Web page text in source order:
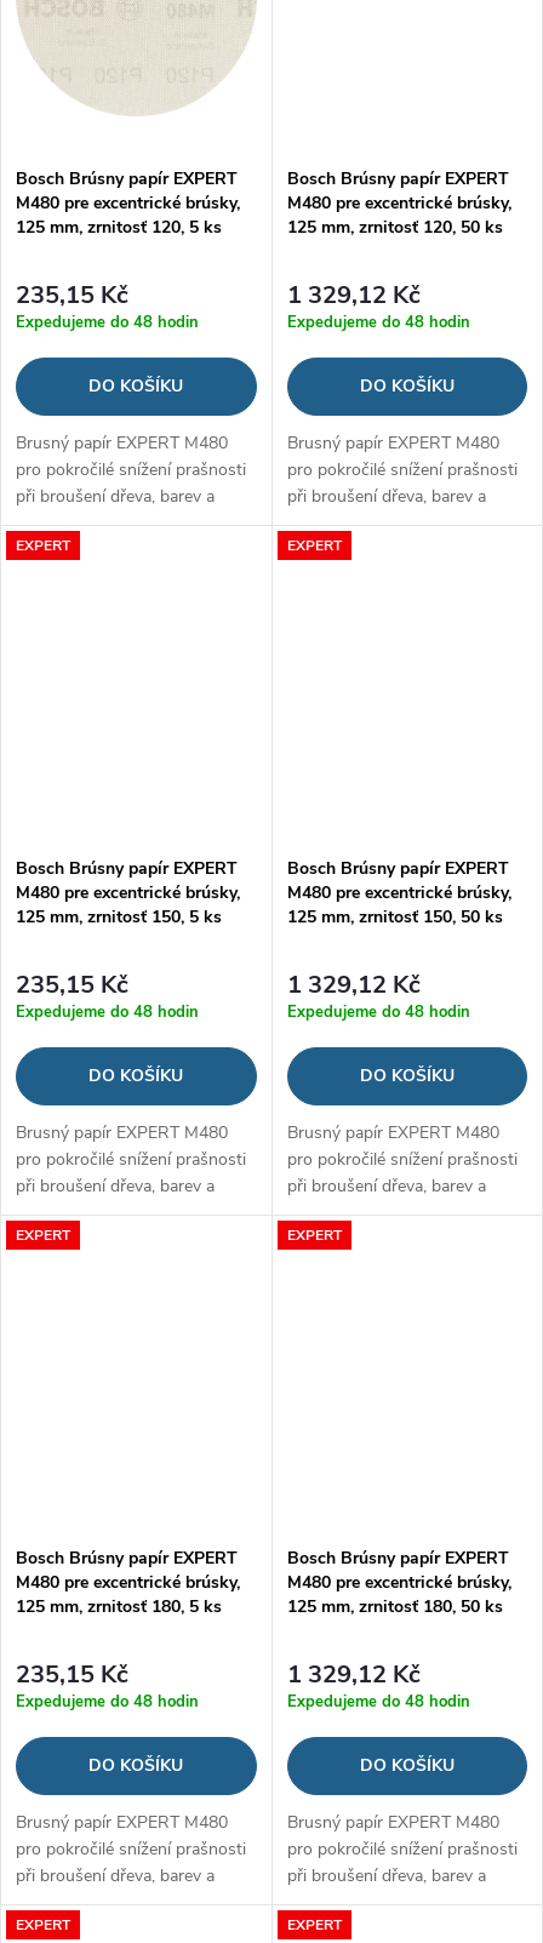
Bosch Brúsny papír EXPERT
M480 pre excentrické brúsky,
125 mm, zrnitosť 120, 5 ks
235,15 Kč
Expedujeme do 48 hodin
DO KOŠÍKU
Brusný papír EXPERT M480
pro pokročilé snížení prašnosti
při broušení dřeva, barev a
sádrokartonu
Bosch Brúsny papír EXPERT
M480 pre excentrické brúsky,
125 mm, zrnitosť 120, 50 ks
1 329,12 Kč
Expedujeme do 48 hodin
DO KOŠÍKU
Brusný papír EXPERT M480
pro pokročilé snížení prašnosti
při broušení dřeva, barev a
sádrokartonu
EXPERT
Bosch Brúsny papír EXPERT
M480 pre excentrické brúsky,
125 mm, zrnitosť 150, 5 ks
235,15 Kč
Expedujeme do 48 hodin
DO KOŠÍKU
Brusný papír EXPERT M480
pro pokročilé snížení prašnosti
při broušení dřeva, barev a
sádrokartonu
EXPERT
Bosch Brúsny papír EXPERT
M480 pre excentrické brúsky,
125 mm, zrnitosť 150, 50 ks
1 329,12 Kč
Expedujeme do 48 hodin
DO KOŠÍKU
Brusný papír EXPERT M480
pro pokročilé snížení prašnosti
při broušení dřeva, barev a
sádrokartonu
EXPERT
Bosch Brúsny papír EXPERT
M480 pre excentrické brúsky,
125 mm, zrnitosť 180, 5 ks
235,15 Kč
Expedujeme do 48 hodin
DO KOŠÍKU
Brusný papír EXPERT M480
pro pokročilé snížení prašnosti
při broušení dřeva, barev a
sádrokartonu
EXPERT
Bosch Brúsny papír EXPERT
M480 pre excentrické brúsky,
125 mm, zrnitosť 180, 50 ks
1 329,12 Kč
Expedujeme do 48 hodin
DO KOŠÍKU
Brusný papír EXPERT M480
pro pokročilé snížení prašnosti
při broušení dřeva, barev a
sádrokartonu
EXPERT EXPERT